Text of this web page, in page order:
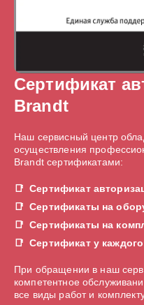
Сертификат
Brandt
Наш сервисный центр
осуществления
Brandt сертификатами:
Сертификат
Сертификаты на
Сертификаты на
Сертификат у
При обращении в наш
компетентное
все виды работ и